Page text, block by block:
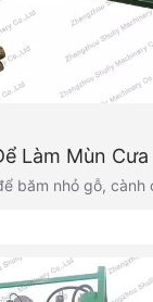
Làm Mùn Cưa
băm nhỏ gỗ, cành